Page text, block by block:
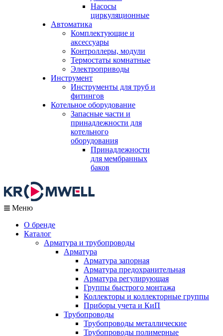
Насосы
циркуляционные
Автоматика
Комплектующие и
аксессуары
Контроллеры, модули
Термостаты комнатные
Электроприводы
Инструмент
Инструменты для труб и
фитингов
Котельное оборудование
Запасные части и
принадлежности для
котельного
оборудования
Принадлежности
для мембранных
баков
Меню
О бренде
Каталог
Арматура и трубопроводы
Арматура
Арматура запорная
Арматура предохранительная
Арматура регулирующая
Группы быстрого монтажа
Коллекторы и коллекторные группы
Приборы учета и КиП
Трубопроводы
Трубопроводы металлические
Трубопроводы полимерные